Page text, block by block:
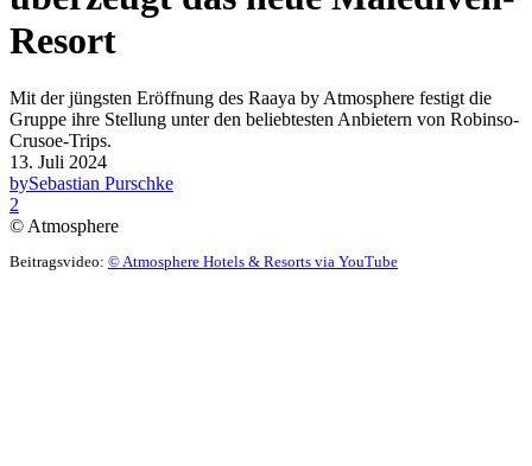
Resort
Mit der jüngsten Eröffnung des Raaya by Atmosphere festigt die
Gruppe ihre Stellung unter den beliebtesten Anbietern von Robinso-
Crusoe-Trips.
13. Juli 2024
bySebastian Purschke
2
© Atmosphere
Beitragsvideo: © Atmosphere Hotels & Resorts via YouTube